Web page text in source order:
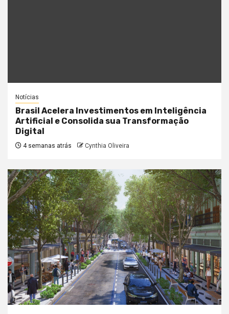
Notícias
Brasil Acelera Investimentos em Inteligência
Artificial e Consolida sua Transformação
Digital
4 semanas atrás Cynthia Oliveira